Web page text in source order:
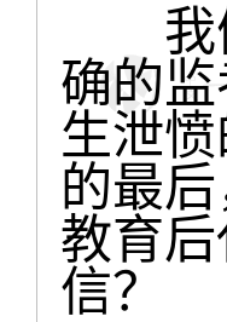
我们
确的
生泄
的最
教育
信？